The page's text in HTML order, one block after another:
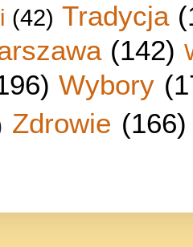
(42) Tradycja
(142)
Wybory
Zdrowie (166)